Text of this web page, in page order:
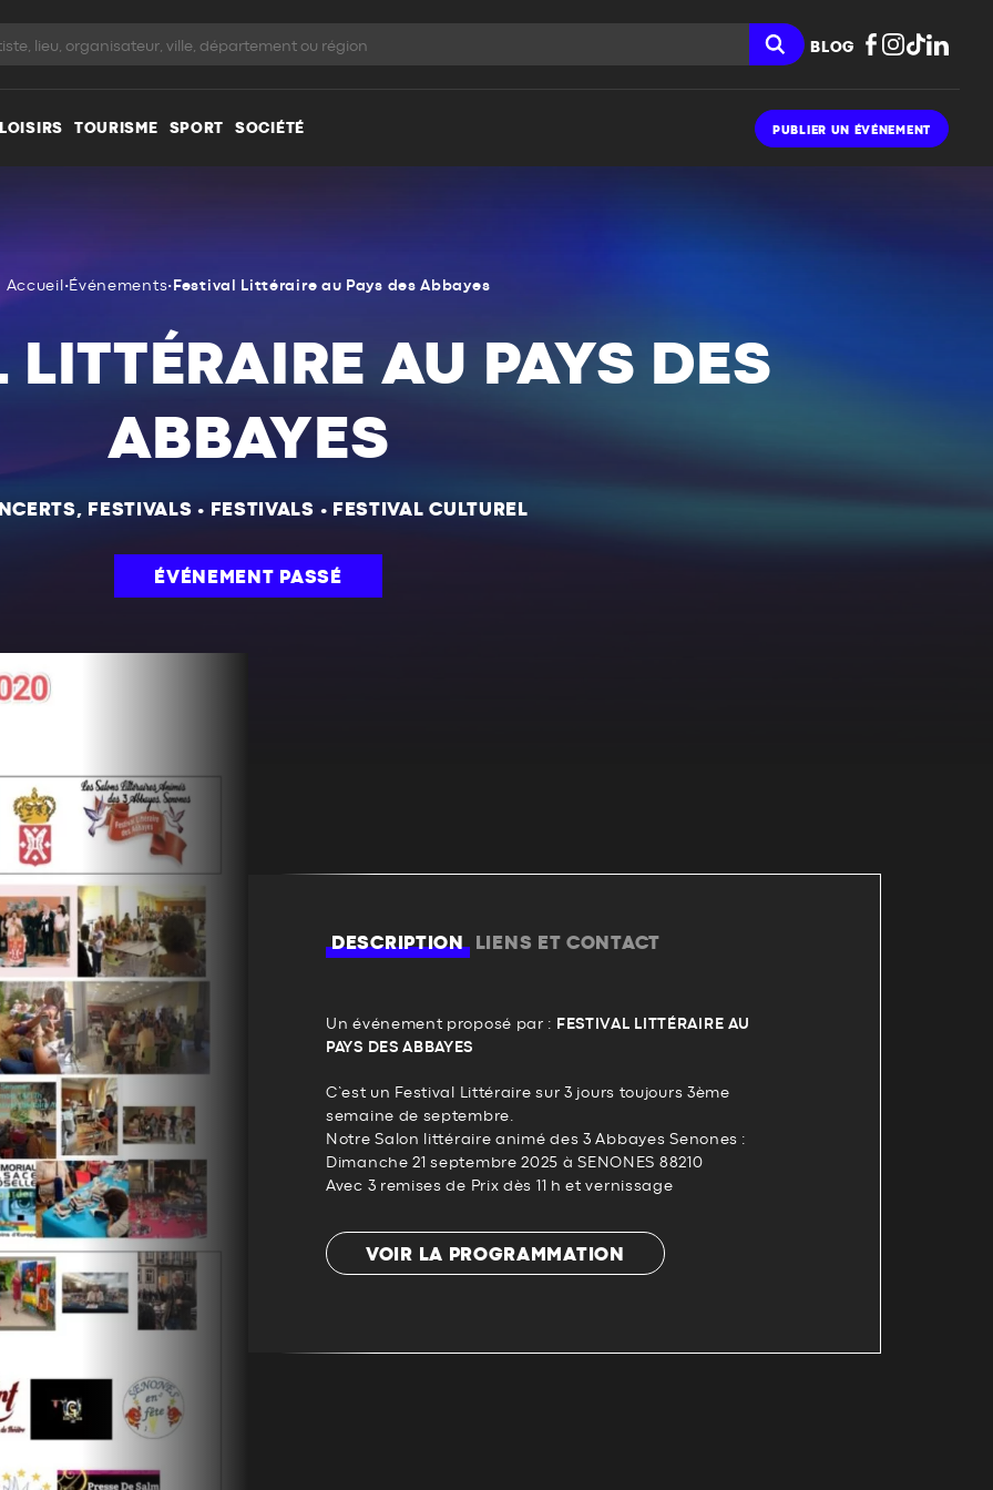
BLOG
LOISIRS TOURISME SPORT SOCIÉTÉ PUBLIER UN ÉVÉNEMENT
Accueil •Événements• Festival Littéraire au Pays des Abbayes
LITTÉRAIRE AU PAYS DES
ABBAYES
FESTIVALS • FESTIVALS • FESTIVAL CULTUREL
ÉVÉNEMENT PASSÉ
DESCRIPTION LIENS ET CONTACT
Un événement proposé par : FESTIVAL LITTÉRAIRE AU
PAYS DES ABBAYES
C’est un Festival Littéraire sur 3 jours toujours 3ème
semaine de septembre.
Notre Salon littéraire animé des 3 Abbayes Senones :
Dimanche 21 septembre 2025 à SENONES 88210
Avec 3 remises de Prix dès 11 h et vernissage
VOIR LA PROGRAMMATION